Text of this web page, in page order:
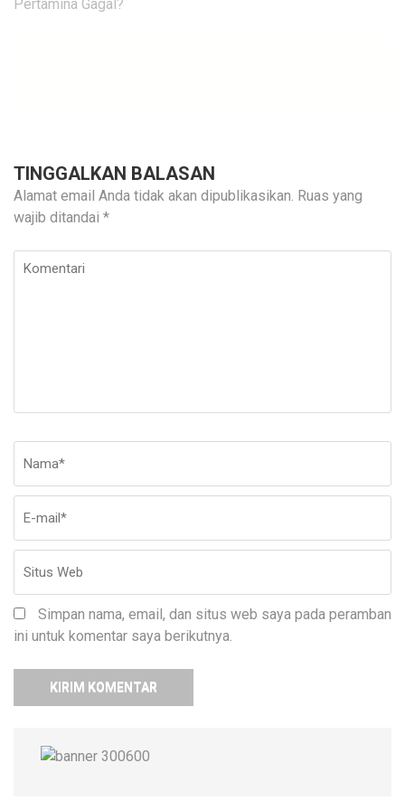
Pertamina Gagal?
TINGGALKAN BALASAN
Alamat email Anda tidak akan dipublikasikan. Ruas yang
wajib ditandai *
Komentari
Simpan nama, email, dan situs web saya pada peramban
ini untuk komentar saya berikutnya.